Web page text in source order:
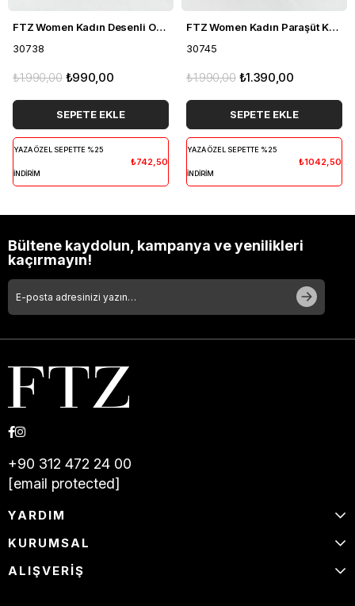
FTZ Women Kadın Desenli Organze Kap Siyah 30738
30738
₺990,00
₺1.990,00
SEPETE EKLE
YAZA ÖZEL SEPETTE %25
İNDİRİM
₺742,50
FTZ Women Kadın Paraşüt Kap Gri 30745
30745
₺1.390,00
₺1.990,00
SEPETE EKLE
YAZA ÖZEL SEPETTE %25
İNDİRİM
₺1042,50
Bültene kaydolun, kampanya ve yenilikleri
kaçırmayın!
+90 312 472 24 00
[email protected]
YARDIM
KURUMSAL
ALIŞVERİŞ